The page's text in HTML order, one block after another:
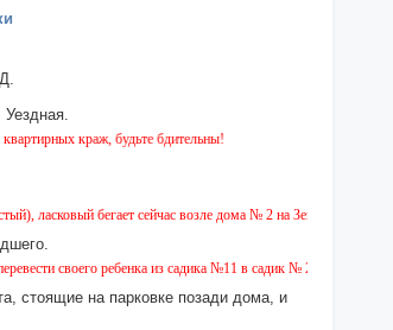
краж, будьте бдительны!
ласковый бегает сейчас возле дома № 2 на Земской. Просится
своего ребенка из садика №11 в садик № 26. Есть вариант
стоящие на парковке позади дома, и